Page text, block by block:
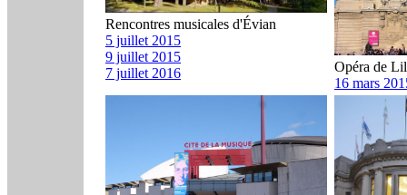
Rencontres musicales d'Évian
5 juillet 2015
9 juillet 2015
7 juillet 2016
Opéra de
16 mars